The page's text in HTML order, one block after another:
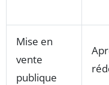
Mise en
vente
publique